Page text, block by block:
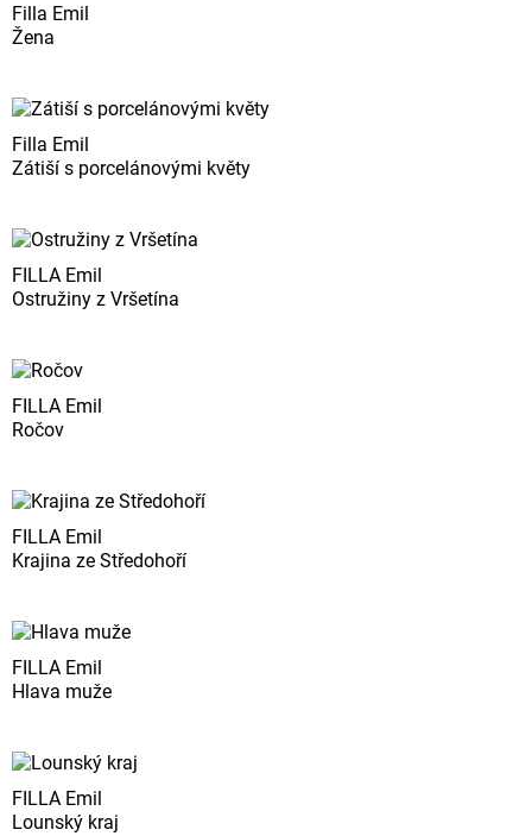
Filla Emil
Žena
Filla Emil
Zátiší s porcelánovými květy
FILLA Emil
Ostružiny z Vršetína
FILLA Emil
Ročov
FILLA Emil
Krajina ze Středohoří
FILLA Emil
Hlava muže
FILLA Emil
Lounský kraj